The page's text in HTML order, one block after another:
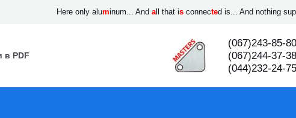
Here only aluminum... And all that isconnected is... And nothing
в PDF
(067)243-85-80
(067)244-37-38
(044)232-24-75